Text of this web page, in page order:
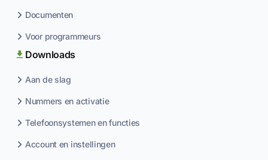
Documenten
Voor programmeurs
Downloads
Aan de slag
Nummers en activatie
Telefoonsystemen en functies
Account en instellingen